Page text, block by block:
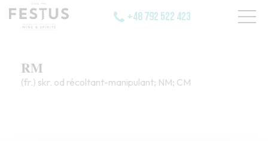
+48 792 522 423
RM
(fr.) skr. od récoltant-manipulant; NM; CM